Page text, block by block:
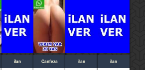
ilan Canfeza ilan ilan